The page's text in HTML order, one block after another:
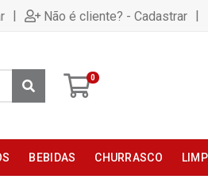
| Não é cliente? - Cadastrar |
0
BEBIDAS CHURRASCO